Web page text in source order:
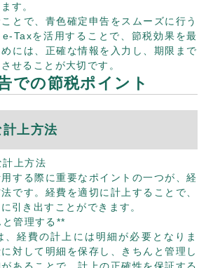
す。
とで、青色確定申告をスムーズに行う
Taxを活用することで、節税効果を最
には、正確な情報を入力し、期限まで
せることが大切です。
での節税ポイント
上方法
上方法
する際に重要なポイントの一つが、経
です。経費を適切に計上することで、
引き出すことができます。
管理する**
、経費の計上には明細が必要となりま
対して明細を保存し、きちんと管理し